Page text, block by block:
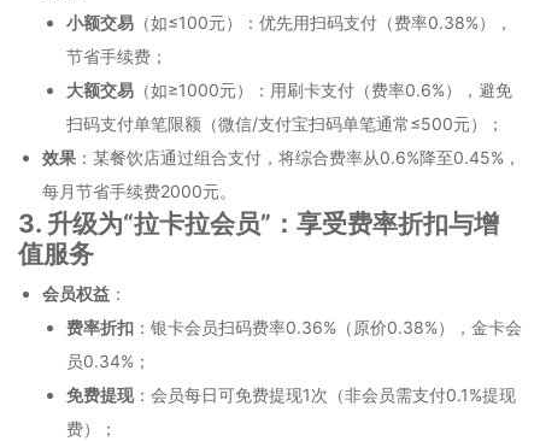
小额交易 （如≤100元）：优先用扫码支付（费率0.38%），
节省手续费；
大额交易 （如≥1000元）：用刷卡支付（费率0.6%），避免
扫码支付单笔限额（微信/支付宝扫码单笔通常≤500元）；
效果 ：某餐饮店通过组合支付，将综合费率从0.6%降至0.45%，
每月节省手续费2000元。
3. 升级为“拉卡拉会员”：享受费率折扣与增
值服务
会员权益 ：
费率折扣 ：银卡会员扫码费率0.36%（原价0.38%），金卡会
员0.34%；
免费提现：会员每日可免费提现1次（非会员需支付0.1%提现
费）；